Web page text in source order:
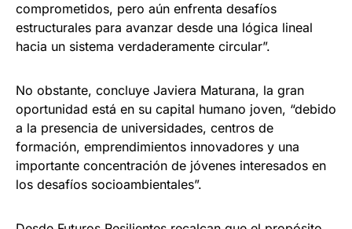
comprometidos, pero aún enfrenta desafíos
estructurales para avanzar desde una lógica lineal
hacia un sistema verdaderamente circular”.
No obstante, concluye Javiera Maturana, la gran
oportunidad está en su capital humano joven, “debido
a la presencia de universidades, centros de
formación, emprendimientos innovadores y una
importante concentración de jóvenes interesados en
los desafíos socioambientales”.